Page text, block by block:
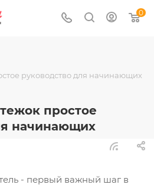
0
руководство для начинающих
простое
начинающих
- первый важный шаг в